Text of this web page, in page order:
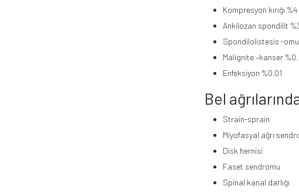
Kompresyon kırığı %4
Ankilozan spondilit
Spondilolistesis -
Malignite –kanser
Enfeksiyon %0.01
Bel
Strain-sprain
Miyofasyal ağrı
Disk hernisi
Faset sendromu
Spinal kanal darlığı